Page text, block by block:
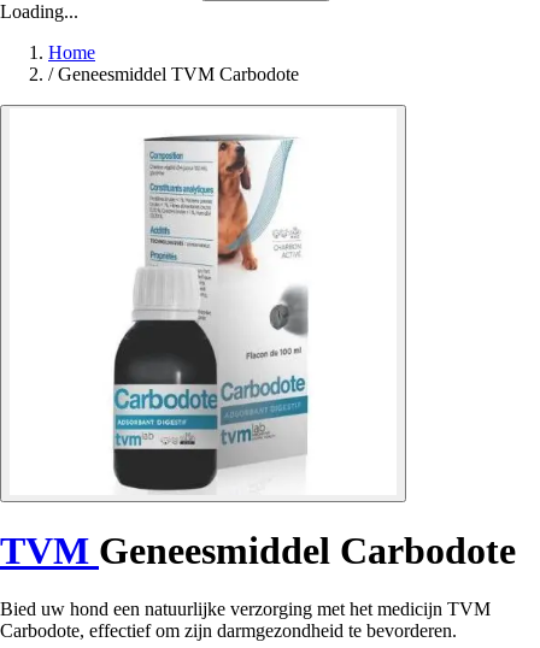
Loading...
Home
/ Geneesmiddel TVM Carbodote
TVM Geneesmiddel Carbodote
Bied uw hond een natuurlijke verzorging met het medicijn TVM
Carbodote, effectief om zijn darmgezondheid te bevorderen.